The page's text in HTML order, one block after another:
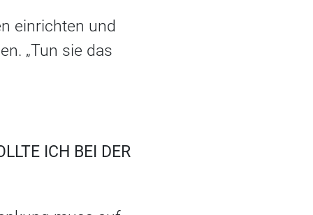
einrichten und
„Tun sie das
ICH BEI DER